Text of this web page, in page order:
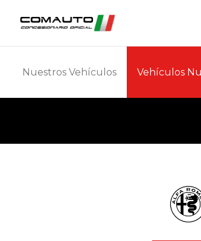
Nuestros Vehículos Vehículos